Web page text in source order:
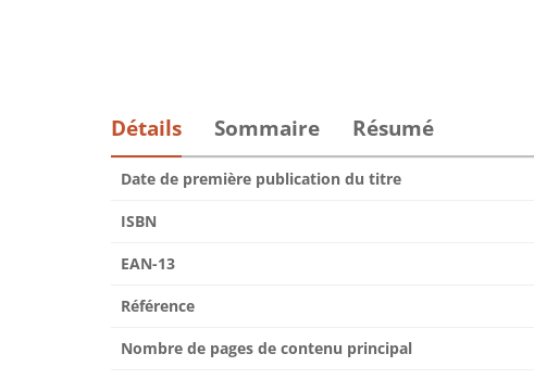
Détails Sommaire Résumé
Date de première publication du titre
ISBN
EAN-13
Référence
Nombre de pages de contenu principal